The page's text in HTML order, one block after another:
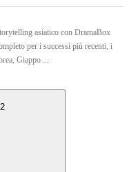
asiatico con DramaBox
per i successi più recenti, i
Giappo ...